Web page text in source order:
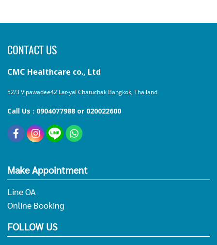
CONTACT US
CMC Healthcare co., Ltd
52/3 Vipawadee42 Lat-yal Chatuchak Bangkok, Thailand
Call Us : 0904077988 or 020022600
Make Appointment
Line OA
Online Booking
FOLLOW US